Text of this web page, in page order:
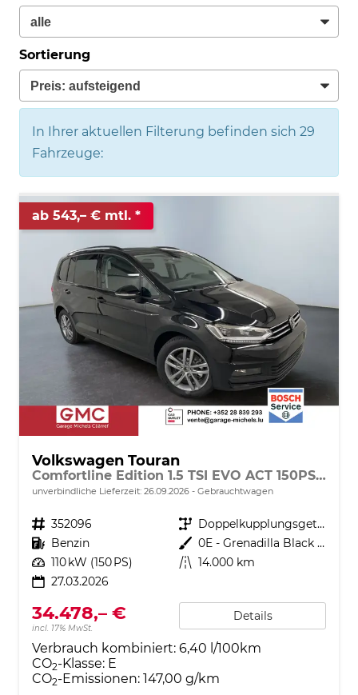
Sortierung
In Ihrer aktuellen Filterung befinden sich 29
Fahrzeuge:
ab 543,– € mtl.
Volkswagen Touran
Comfortline Edition 1.5 TSI EVO ACT 150PS/110kW DSG7 2026 +APP-Connect+RFK+17"ALU+SHZ
unverbindliche Lieferzeit: 26.09.2026 Gebrauchtwagen
Fahrzeugnr. 352096 Getriebe
Doppelkupplungsgetriebe (DSG)
Kraftstoff Benzin Außenfarbe
0E - Grenadilla Black Met.
Leistung 110 kW (150 PS) Kilometerstand 14.000 km
27.03.2026
34.478,– €
incl. 17% MwSt.
Details
Verbrauch kombiniert: 6,40 l/100km
CO2-Klasse: E
CO2-Emissionen: 147,00 g/km